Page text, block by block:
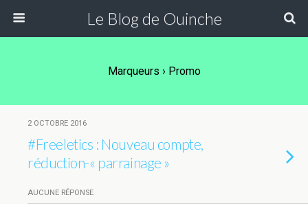
Le Blog de Ouinche
Marqueurs › Promo
2 OCTOBRE 2016
#Freeletics : Nouveau compte,
réduction-« parrainage »
AUCUNE RÉPONSE